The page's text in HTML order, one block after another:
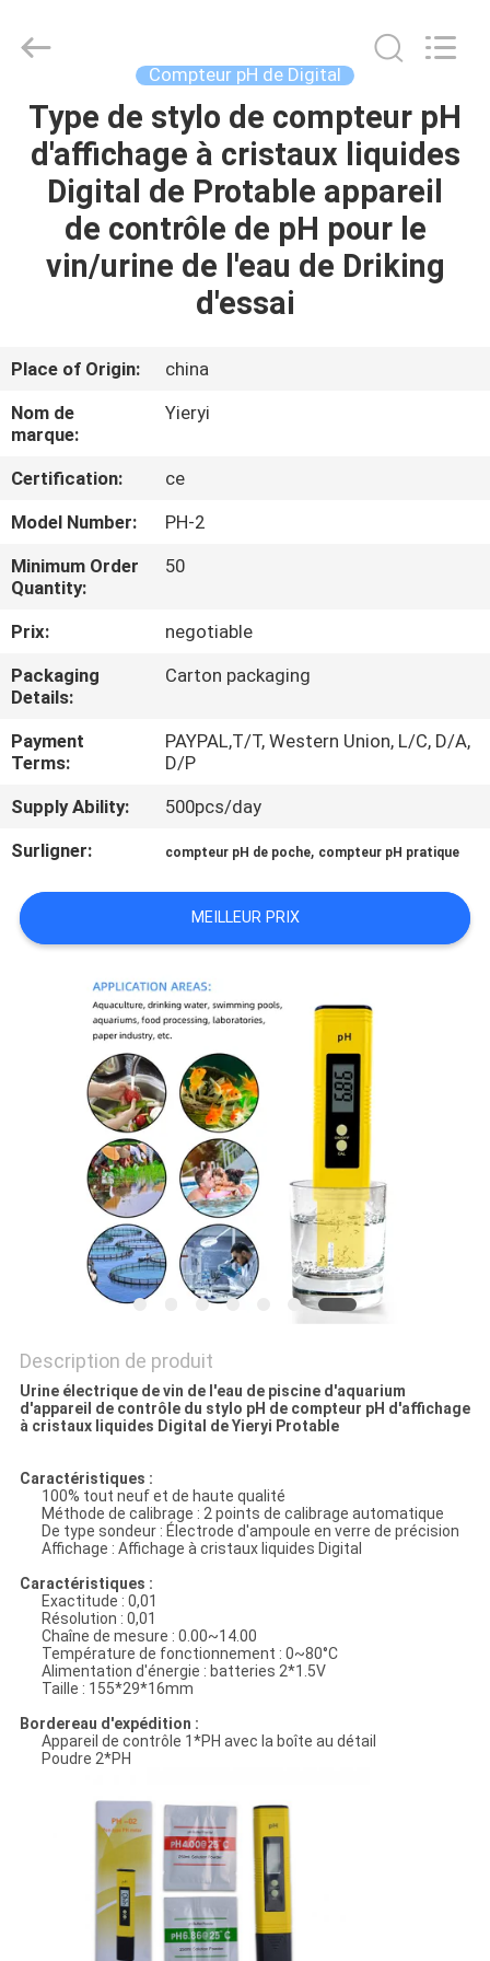
APERÇU
PRODUITS
NOUS
VISITE
D'USINE
DE
LA
CONTACT
NOUVELLES
TOUS
LES
CAS
PRIVACY
POLICY
Technology
Rights
Compteur pH de Digital
Type de stylo de compteur pH
d'affichage à cristaux liquides
Digital de Protable appareil
de contrôle de pH pour le
vin/urine de l'eau de Driking
d'essai
Place of Origin:
china
Nom de
marque:
Yieryi
Certification:
ce
Model Number:
PH-2
Minimum Order
Quantity:
50
Prix:
negotiable
Packaging
Details:
Carton packaging
Payment
Terms:
PAYPAL,T/T, Western Union, L/C, D/A,
D/P
Supply Ability:
500pcs/day
Surligner:
compteur pH de poche, compteur pH pratique
MEILLEUR PRIX
Description de produit
Urine électrique de vin de l'eau de piscine d'aquarium
d'appareil de contrôle du stylo pH de compteur pH d'affichage
à cristaux liquides Digital de Yieryi Protable
Caractéristiques :
100% tout neuf et de haute qualité
Méthode de calibrage : 2 points de calibrage automatique
De type sondeur : Électrode d'ampoule en verre de précision
Affichage : Affichage à cristaux liquides Digital
Caractéristiques :
Exactitude : 0,01
Résolution : 0,01
Chaîne de mesure : 0.00~14.00
Température de fonctionnement : 0~80°C
Alimentation d'énergie : batteries 2*1.5V
Taille : 155*29*16mm
Bordereau d'expédition :
Appareil de contrôle 1*PH avec la boîte au détail
Poudre 2*PH